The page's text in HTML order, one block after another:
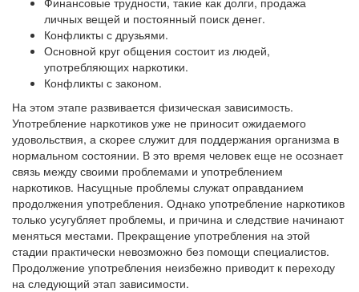
личных вещей и постоянный поиск денег.
Конфликты с друзьями.
Основной круг общения состоит из людей,
употребляющих наркотики.
Конфликты с законом.
На этом этапе развивается физическая зависимость.
Употребление наркотиков уже не приносит ожидаемого
удовольствия, а скорее служит для поддержания организма в
нормальном состоянии. В это время человек еще не осознает
связь между своими проблемами и употреблением
наркотиков. Насущные проблемы служат оправданием
продолжения употребления. Однако употребление наркотиков
только усугубляет проблемы, и причина и следствие начинают
меняться местами. Прекращение употребления на этой
стадии практически невозможно без помощи специалистов.
Продолжение употребления неизбежно приводит к переходу
на следующий этап зависимости.